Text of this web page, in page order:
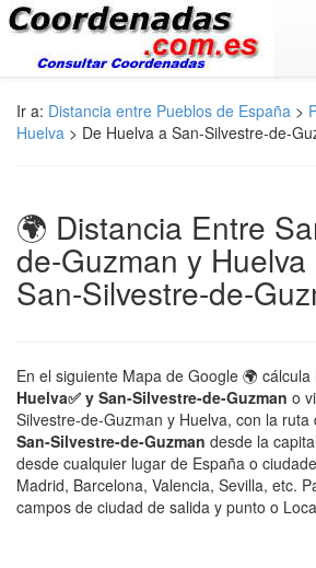
Ir a: Distancia entre Pueblos de España >
Huelva > De Huelva a San-Silvestre-de-
🌍 Distancia Entre
de-Guzman y
San-Silvestre-de-
En el siguiente Mapa de Google 🌍 cálcula
Huelva✅ y San-Silvestre-de-Guzman o
Silvestre-de-Guzman y Huelva, con la ruta
San-Silvestre-de-Guzman desde la
desde cualquier lugar de España o
Madrid, Barcelona, Valencia, Sevilla, etc.
campos de ciudad de salida y punto o